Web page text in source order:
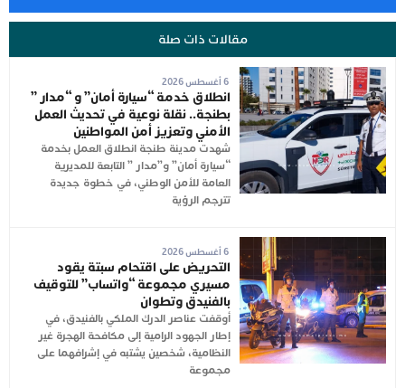
مقالات ذات صلة
6 أغسطس 2026
انطلاق خدمة “سيارة أمان” و “مدار ”
بطنجة.. نقلة نوعية في تحديث العمل
الأمني وتعزيز أمن المواطنين
شهدت مدينة طنجة انطلاق العمل بخدمة
“سيارة أمان” و”مدار ” التابعة للمديرية
العامة للأمن الوطني، في خطوة جديدة
تترجم الرؤية
6 أغسطس 2026
التحريض على اقتحام سبتة يقود
مسيري مجموعة “واتساب” للتوقيف
بالفنيدق وتطوان
أوقفت عناصر الدرك الملكي بالفنيدق، في
إطار الجهود الرامية إلى مكافحة الهجرة غير
النظامية، شخصين يشتبه في إشرافهما على
مجموعة